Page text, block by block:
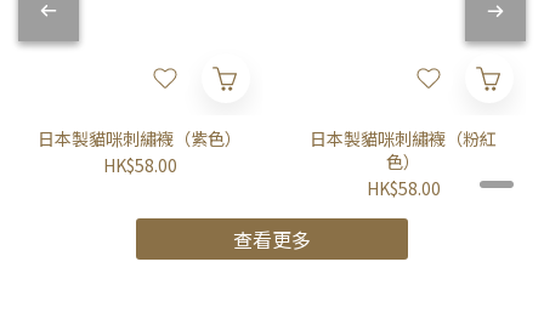
日本製貓咪刺繡襪（紫色）
HK$58.00
日本製貓咪刺繡襪（粉紅
色）
HK$58.00
查看更多